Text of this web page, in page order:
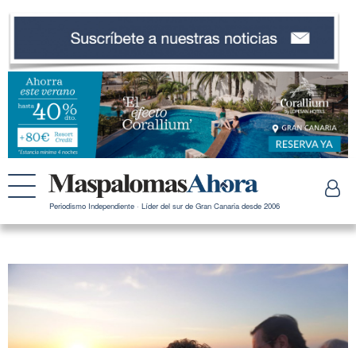
Periodismo Independiente · Líder del sur de Gran Canaria desde 2006